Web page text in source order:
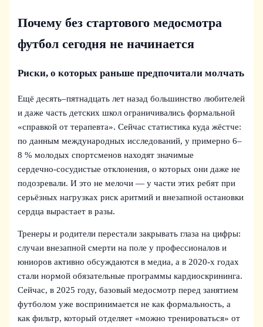
Почему без стартового медосмотра
футбол сегодня не начинается
Риски, о которых раньше предпочитали молчать
Ещё десять–пятнадцать лет назад большинство любителей
и даже часть детских школ ограничивались формальной
«справкой от терапевта». Сейчас статистика куда жёстче:
по данным международных исследований, у примерно 6–
8 % молодых спортсменов находят значимые
сердечно‑сосудистые отклонения, о которых они даже не
подозревали. И это не мелочи — у части этих ребят при
серьёзных нагрузках риск аритмий и внезапной остановки
сердца вырастает в разы.
Тренеры и родители перестали закрывать глаза на цифры:
случаи внезапной смерти на поле у профессионалов и
юниоров активно обсуждаются в медиа, а в 2020‑х годах
стали нормой обязательные программы кардиоскрининга.
Сейчас, в 2025 году, базовый медосмотр перед занятием
футболом уже воспринимается не как формальность, а
как фильтр, который отделяет «можно тренироваться» от